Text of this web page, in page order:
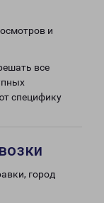
и
все
специфику
город